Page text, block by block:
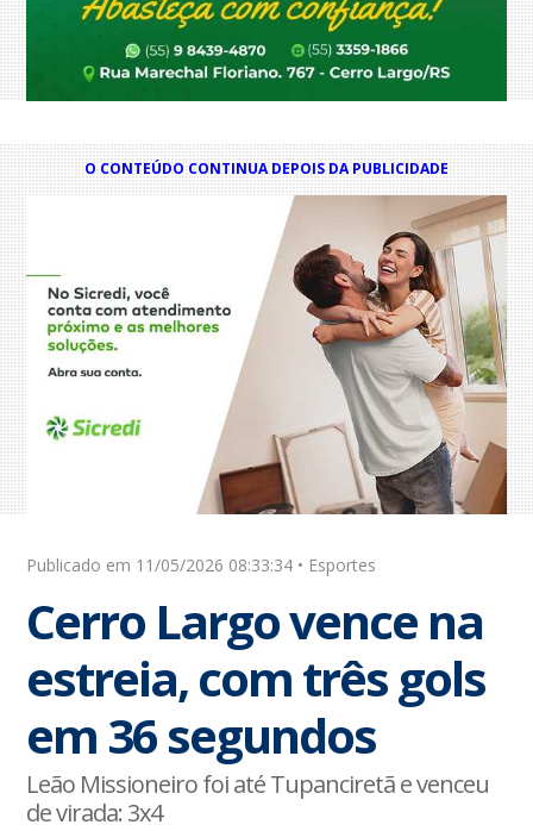
O CONTEÚDO CONTINUA DEPOIS DA PUBLICIDADE
Publicado em 11/05/2026 08:33:34 • Esportes
Cerro Largo vence na
estreia, com três gols
em 36 segundos
Leão Missioneiro foi até Tupanciretã e venceu
de virada: 3x4